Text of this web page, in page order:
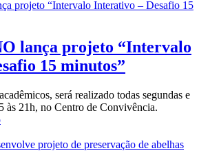
lança projeto “Intervalo
15 minutos”
será realizado todas segundas e
às 21h, no Centro de Convivência.